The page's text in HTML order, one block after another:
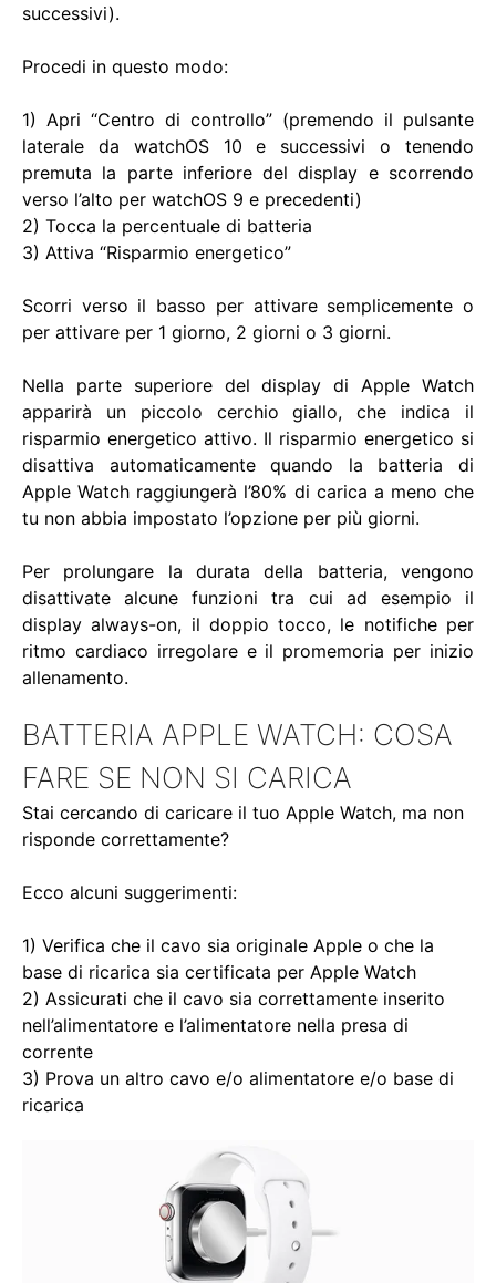
successivi).
Procedi in questo modo:
1) Apri “Centro di controllo” (premendo il pulsante
laterale da watchOS 10 e successivi o tenendo
premuta la parte inferiore del display e scorrendo
verso l’alto per watchOS 9 e precedenti)
2) Tocca la percentuale di batteria
3) Attiva “Risparmio energetico”
Scorri verso il basso per attivare semplicemente o
per attivare per 1 giorno, 2 giorni o 3 giorni.
Nella parte superiore del display di Apple Watch
apparirà un piccolo cerchio giallo, che indica il
risparmio energetico attivo. Il risparmio energetico si
disattiva automaticamente quando la batteria di
Apple Watch raggiungerà l’80% di carica a meno che
tu non abbia impostato l’opzione per più giorni.
Per prolungare la durata della batteria, vengono
disattivate alcune funzioni tra cui ad esempio il
display always-on, il doppio tocco, le notifiche per
ritmo cardiaco irregolare e il promemoria per inizio
allenamento.
BATTERIA APPLE WATCH: COSA
FARE SE NON SI CARICA
Stai cercando di caricare il tuo Apple Watch, ma non
risponde correttamente?
Ecco alcuni suggerimenti:
1) Verifica che il cavo sia originale Apple o che la
base di ricarica sia certificata per Apple Watch
2) Assicurati che il cavo sia correttamente inserito
nell’alimentatore e l’alimentatore nella presa di
corrente
3) Prova un altro cavo e/o alimentatore e/o base di
ricarica